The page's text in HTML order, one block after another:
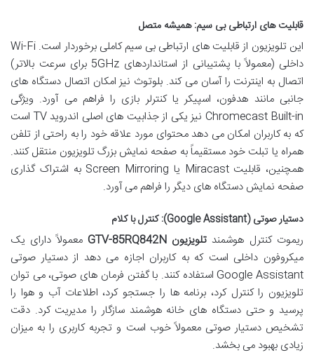
قابلیت های ارتباطی بی سیم: همیشه متصل
این تلویزیون از قابلیت های ارتباطی بی سیم کاملی برخوردار است. Wi-Fi
داخلی (معمولاً با پشتیبانی از استانداردهای 5GHz برای سرعت بالاتر)
اتصال به اینترنت را آسان می کند. بلوتوث نیز امکان اتصال دستگاه های
جانبی مانند هدفون، اسپیکر یا کنترلر بازی را فراهم می آورد. ویژگی
Chromecast Built-in نیز یکی از جذابیت های اصلی اندروید TV است
که به کاربران امکان می دهد محتوای مورد علاقه خود را به راحتی از تلفن
همراه یا تبلت خود مستقیماً به صفحه نمایش بزرگ تلویزیون منتقل کنند.
همچنین، قابلیت Miracast یا Screen Mirroring به اشتراک گذاری
صفحه نمایش دستگاه های دیگر را فراهم می آورد.
دستیار صوتی (Google Assistant): کنترل با کلام
ریموت کنترل هوشمند تلویزیون GTV-85RQ842N
معمولاً دارای یک
میکروفون داخلی است که به کاربران اجازه می دهد از دستیار صوتی
Google Assistant استفاده کنند. با گفتن فرمان های صوتی، می توان
تلویزیون را کنترل کرد، برنامه ها را جستجو کرد، اطلاعات آب و هوا را
پرسید و حتی دستگاه های خانه هوشمند سازگار را مدیریت کرد. دقت
تشخیص دستیار صوتی معمولاً خوب است و تجربه کاربری را به میزان
زیادی بهبود می بخشد.